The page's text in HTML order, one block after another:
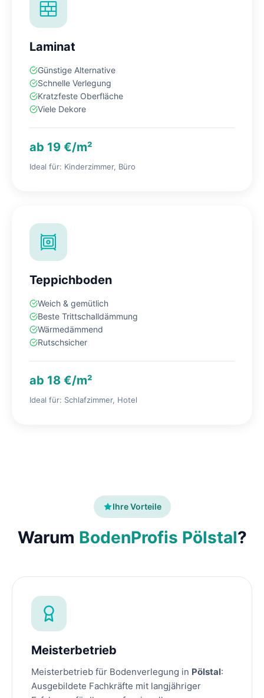
Laminat
Günstige Alternative
Schnelle Verlegung
Kratzfeste Oberfläche
Viele Dekore
ab 19 €/m²
Ideal für: Kinderzimmer, Büro
Teppichboden
Weich & gemütlich
Beste Trittschalldämmung
Wärmedämmend
Rutschsicher
ab 18 €/m²
Ideal für: Schlafzimmer, Hotel
Ihre Vorteile
Warum BodenProfis Pölstal?
Meisterbetrieb
Meisterbetrieb für Bodenverlegung in Pölstal:
Ausgebildete Fachkräfte mit langjähriger